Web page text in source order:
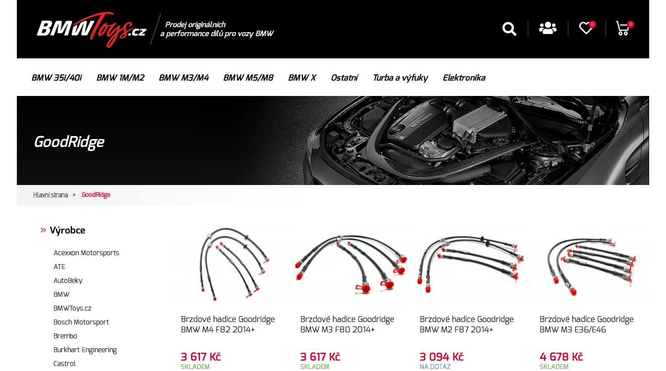
Prodej originálních
a performance dílů pro vozy BMW
0 0
BMW 35i/40i BMW 1M/M2 BMW M3/M4 BMW M5/M8 BMW X Ostatní Turba a výfuky Elektronika
GoodRidge
Hlavní strana > GoodRidge
Brzdové hadice Goodridge
BMW M4 F82 2014+
3 617 Kč
SKLADEM
Brzdové hadice Goodridge
BMW M3 F80 2014+
3 617 Kč
SKLADEM
Brzdové hadice Goodridge
BMW M2 F87 2014+
3 094 Kč
NA DOTAZ
Brzdové hadice Goodridge
BMW M3 E36/E46
4 678 Kč
SKLADEM
Výrobce
Acexxon Motorsports
ATE
AutoBeky
BMW
BMWToys.cz
Bosch Motorsport
Brembo
Burkhart Engineering
Castrol